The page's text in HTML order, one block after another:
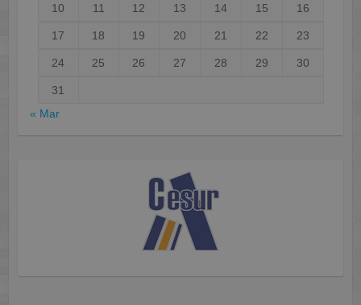
10 11 12 13 14 15 16
17 18 19 20 21 22 23
24 25 26 27 28 29 30
31
« Mar